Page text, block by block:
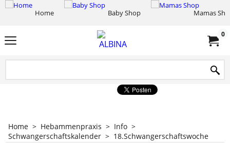
Home Baby Shop Mamas
0
Home > Hebammenpraxis > Info >
Schwangerschaftskalender > 18.Schwangerschaftswoche